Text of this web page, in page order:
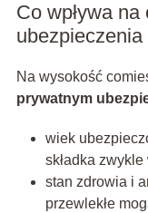
Co wpływa
Na wysokość
prywatnym
wiek
składka zwykle
stan zdrowia i
przewlekłe